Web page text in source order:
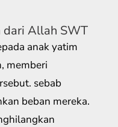
dari Allah SWT
anak yatim
memberi
sebab
beban mereka.